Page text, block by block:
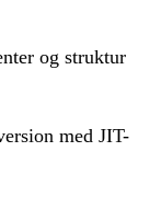
og struktur
med JIT-